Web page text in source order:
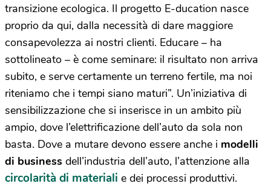
transizione ecologica. Il progetto E-ducation nasce
proprio da qui, dalla necessità di dare maggiore
consapevolezza ai nostri clienti. Educare – ha
sottolineato – è come seminare: il risultato non arriva
subito, e serve certamente un terreno fertile, ma noi
riteniamo che i tempi siano maturi”. Un’iniziativa di
sensibilizzazione che si inserisce in un ambito più
ampio, dove l’elettrificazione dell’auto da sola non
basta. Dove a mutare devono essere anche i modelli
di business dell’industria dell’auto, l’attenzione alla
circolarità di materiali e dei processi produttivi.